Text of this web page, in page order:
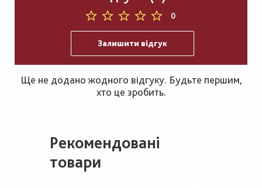
0
Залишити відгук
Ще не додано жодного відгуку. Будьте першим,
хто це зробить.
Рекомендовані
товари